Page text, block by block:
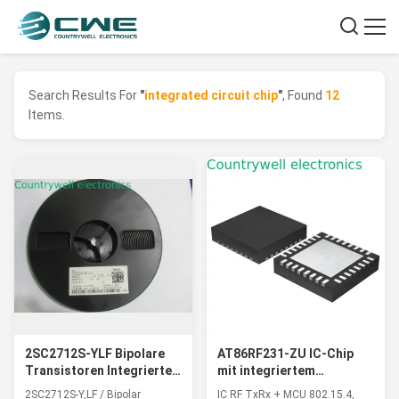
Search Results For "integrated circuit chip", Found 12
Items.
2SC2712S-YLF Bipolare
Transistoren Integrierter
Schaltkreis IC Chip BJT
2SC2712S-Y,LF / Bipolar
AT86RF231-ZU IC-Chip
mit integriertem
Schaltkreis,
IC RF TxRx + MCU 802.15.4,